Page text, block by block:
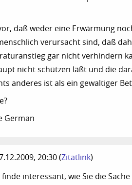
daß weder eine Erwärmung
verursacht sind, daß
gar nicht verhindern
nicht schützen läßt und die
anderes ist als ein gewaltiger
German
20:30 (Zitatlink)
interessant, wie Sie die